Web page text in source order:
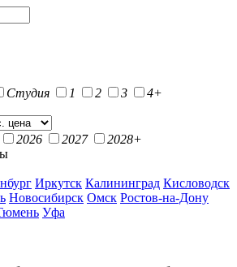
Студия 1 2 3
4+
2026 2027
2028+
Иркутск Калининград Кисловодск
Новосибирск Омск Ростов-на-Дону
Уфа